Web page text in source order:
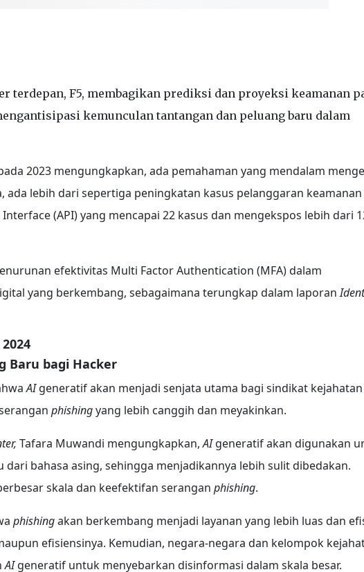
terdepan, F5, membagikan prediksi dan proyeksi keamanan
kemunculan tantangan dan peluang baru dalam
2023 mengungkapkan, ada pemahaman yang mendalam
ada lebih dari sepertiga peningkatan kasus pelanggaran keamanan
(API) yang mencapai 22 kasus dan mengekspos lebih dari
efektivitas Multi Factor Authentication (MFA) dalam
yang berkembang, sebagaimana terungkap dalam laporan
Baru bagi Hacker
AIgeneratif akan menjadi senjata utama bagi sindikat kejahatan
phishingyang lebih canggih dan meyakinkan.
, Tafara Muwandi mengungkapkan,AIgeneratif akan digunakan
dari bahasa asing, sehingga menjadikannya lebih sulit dibedakan.
skala dan keefektifan serangan phishing.
phishingakan berkembang menjadi layanan yang lebih luas dan
efisiensinya. Kemudian, negara-negara dan kelompok
AIgeneratif untuk menyebarkan disinformasi dalam skala besar.